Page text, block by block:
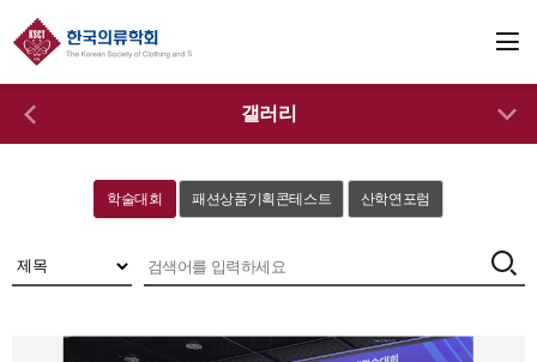
갤러리
학술대회 패션상품기획콘테스트 산학연포럼